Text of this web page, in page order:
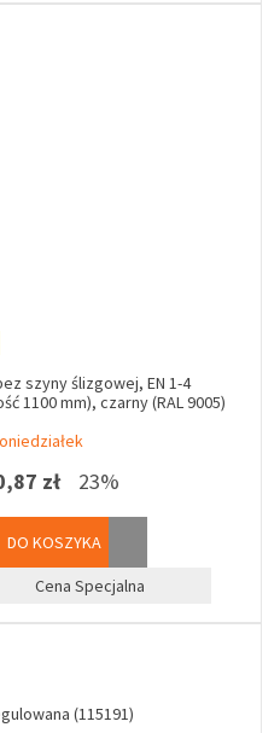
szyny ślizgowej, EN 1-4
1100 mm), czarny (RAL 9005)
zł 23%
DO KOSZYKA
Cena Specjalna
(115191)